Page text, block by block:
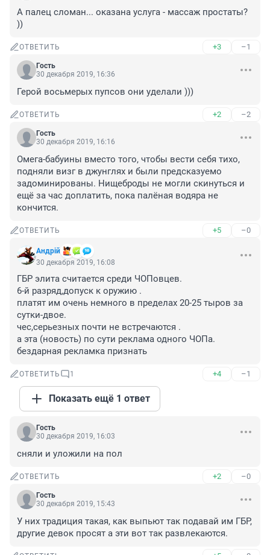
А палец сломан... оказана услуга - массаж простаты?
))
ОТВЕТИТЬ +3 –1
Гость
30 декабря 2019, 16:36
Герой восьмерых пупсов они уделали )))
ОТВЕТИТЬ +2 –2
Гость
30 декабря 2019, 16:16
Омега-бабуины вместо того, чтобы вести себя тихо,
подняли визг в джунглях и были предсказуемо
задоминированы. Нищеброды не могли скинуться и
ещё за час доплатить, пока палёная водяра не
кончится.
ОТВЕТИТЬ +5 –0
Андрiй
30 декабря 2019, 16:08
ГБР элита считается среди ЧОПовцев.
6-й разряд,допуск к оружию .
платят им очень немного в пределах 20-25 тыров за
сутки-двое.
чес,серьезных почти не встречаются .
а эта (новость) по сути реклама одного ЧОПа.
бездарная рекламка признать
ОТВЕТИТЬ 1 +4 –1
Показать ещё 1 ответ
Гость
30 декабря 2019, 16:03
сняли и уложили на пол
ОТВЕТИТЬ +2 –0
Гость
30 декабря 2019, 15:43
У них традиция такая, как выпьют так подавай им ГБР,
другие девок просят а эти вот так развлекаются.